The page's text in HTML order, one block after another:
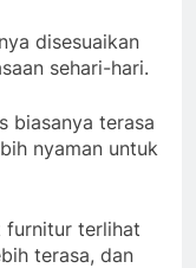
disesuaikan
sehari-hari.
biasanya terasa
nyaman untuk
furnitur terlihat
terasa, dan